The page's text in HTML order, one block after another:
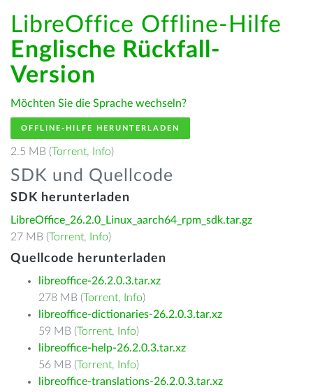
LibreOffice Offline-Hilfe
Englische Rückfall-
Version
Möchten Sie die Sprache wechseln?
OFFLINE-HILFE HERUNTERLADEN
2.5 MB (Torrent, Info)
SDK und Quellcode
SDK herunterladen
LibreOffice_26.2.0_Linux_aarch64_rpm_sdk.tar.gz
27 MB (Torrent, Info)
Quellcode herunterladen
libreoffice-26.2.0.3.tar.xz
278 MB (Torrent, Info)
libreoffice-dictionaries-26.2.0.3.tar.xz
59 MB (Torrent, Info)
libreoffice-help-26.2.0.3.tar.xz
56 MB (Torrent, Info)
libreoffice-translations-26.2.0.3.tar.xz